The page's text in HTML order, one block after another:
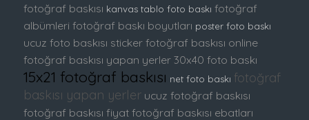
fotoğraf baskısı kanvas tablo foto baskı fotoğraf
albümleri fotoğraf baskı boyutları poster foto baskı
ucuz foto baskısı sticker fotoğraf baskısı online
fotoğraf baskısı yapan yerler 30x40 foto baskı
15x21 fotoğraf baskısı net foto baskı fotoğraf
baskısı yapan yerler ucuz fotoğraf baskısı
fotoğraf baskısı fiyat fotoğraf baskısı ebatları